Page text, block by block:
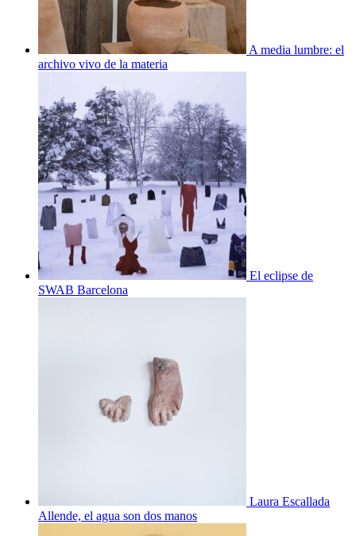
A media lumbre: el
archivo vivo de la materia
El eclipse de
SWAB Barcelona
Laura Escallada
Allende, el agua son dos manos